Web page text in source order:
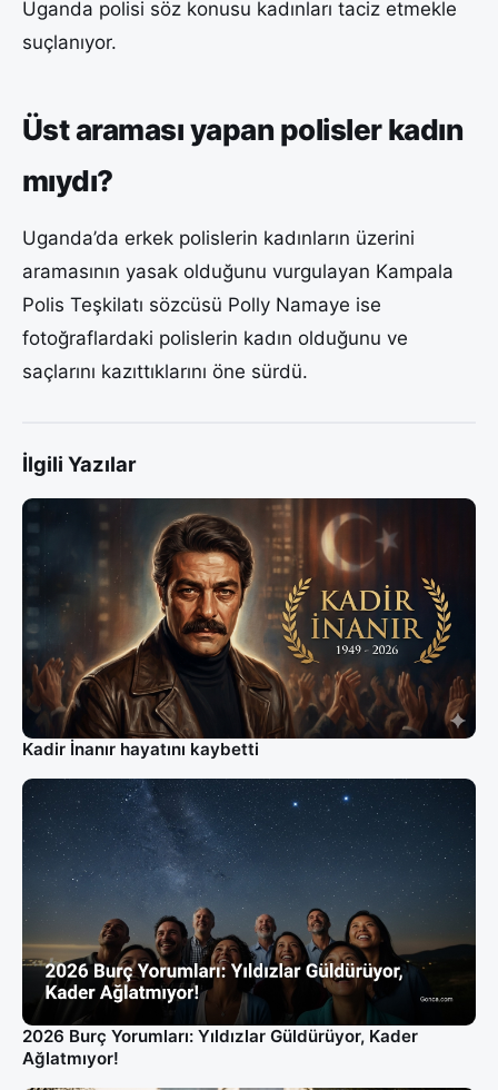
Uganda polisi söz konusu kadınları taciz etmekle
suçlanıyor.
Üst araması yapan polisler kadın
mıydı?
Uganda’da erkek polislerin kadınların üzerini
aramasının yasak olduğunu vurgulayan Kampala
Polis Teşkilatı sözcüsü Polly Namaye ise
fotoğraflardaki polislerin kadın olduğunu ve
saçlarını kazıttıklarını öne sürdü.
İlgili Yazılar
Kadir İnanır hayatını kaybetti
2026 Burç Yorumları: Yıldızlar Güldürüyor, Kader
Ağlatmıyor!